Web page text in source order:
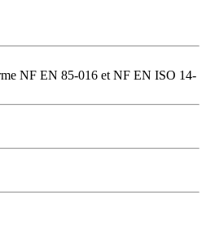
NF EN 85-016 et NF EN ISO 14-